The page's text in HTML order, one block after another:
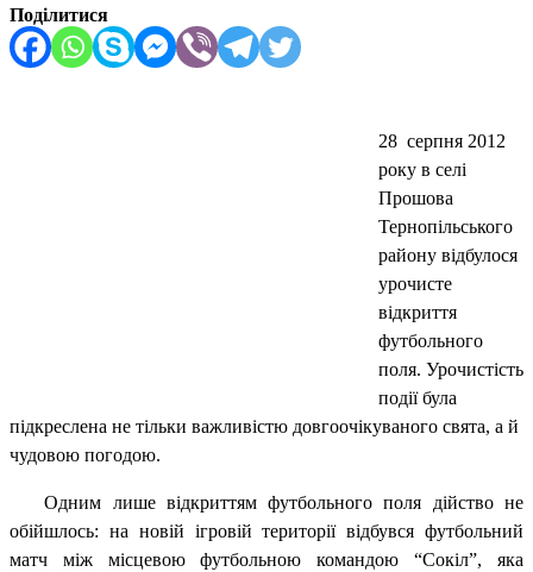
Поділитися
28 серпня 2012
року в селі
Прошова
Тернопільського
району відбулося
урочисте
відкриття
футбольного
поля. Урочистість
події була
підкреслена не тільки важливістю довгоочікуваного свята, а й
чудовою погодою.
Одним лише відкриттям футбольного поля дійство не
обійшлось: на новій ігровій території відбувся футбольний
матч між місцевою футбольною командою “Сокіл”, яка